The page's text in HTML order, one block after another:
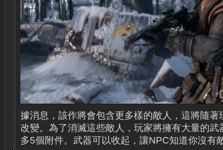
據消息，該作將會包含更多樣的敵人，這將隨著
改變。為了消滅這些敵人，玩家將擁有大量的
多5個附件。武器可以收起，讓NPC知道你沒有